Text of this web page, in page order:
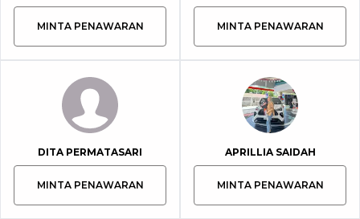
MINTA PENAWARAN MINTA PENAWARAN
DITA PERMATASARI
MINTA PENAWARAN
APRILLIA SAIDAH
MINTA PENAWARAN